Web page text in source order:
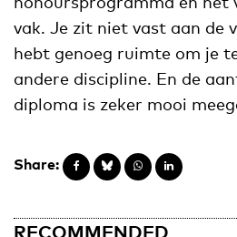
vak. Je zit niet vast aan de
hebt genoeg ruimte om je
andere discipline. En de
diploma is zeker mooi
Share:
RECOMMENDED